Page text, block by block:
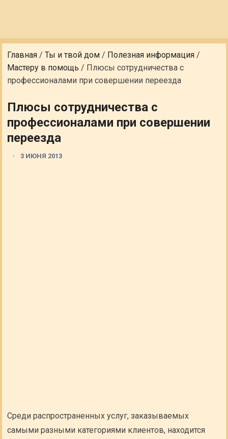
Главная /Ты и твой дом / Полезная информация /
Мастеру в помощь / Плюсы сотрудничества с
профессионалами при совершении переезда
Плюсы сотрудничества с
профессионалами при совершении
переезда
3 ИЮНЯ 2013
Среди распространенных услуг, заказываемых
самыми разными категориями клиентов, находится